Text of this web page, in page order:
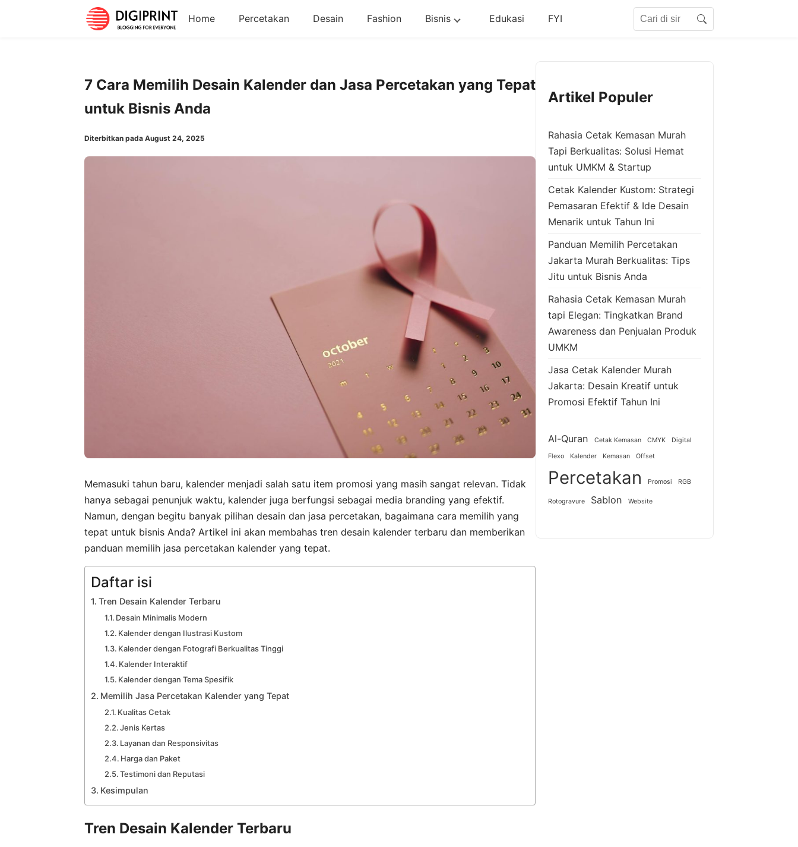
Home Percetakan Desain Fashion Bisnis Edukasi FYI Search
7 Cara Memilih Desain Kalender dan Jasa Percetakan yang Tepat
untuk Bisnis Anda
Diterbitkan pada August 24, 2025
Memasuki tahun baru, kalender menjadi salah satu item promosi yang masih sangat relevan. Tidak
hanya sebagai penunjuk waktu, kalender juga berfungsi sebagai media branding yang efektif.
Namun, dengan begitu banyak pilihan desain dan jasa percetakan, bagaimana cara memilih yang
tepat untuk bisnis Anda? Artikel ini akan membahas tren desain kalender terbaru dan memberikan
panduan memilih jasa percetakan kalender yang tepat.
Daftar isi
Tren Desain Kalender Terbaru
Desain Minimalis Modern
Kalender dengan Ilustrasi Kustom
Kalender dengan Fotografi Berkualitas Tinggi
Kalender Interaktif
Kalender dengan Tema Spesifik
Memilih Jasa Percetakan Kalender yang Tepat
Kualitas Cetak
Jenis Kertas
Layanan dan Responsivitas
Harga dan Paket
Testimoni dan Reputasi
Kesimpulan
Tren Desain Kalender Terbaru
Artikel Populer
Rahasia Cetak Kemasan Murah
Tapi Berkualitas: Solusi Hemat
untuk UMKM & Startup
Cetak Kalender Kustom: Strategi
Pemasaran Efektif & Ide Desain
Menarik untuk Tahun Ini
Panduan Memilih Percetakan
Jakarta Murah Berkualitas: Tips
Jitu untuk Bisnis Anda
Rahasia Cetak Kemasan Murah
tapi Elegan: Tingkatkan Brand
Awareness dan Penjualan Produk
UMKM
Jasa Cetak Kalender Murah
Jakarta: Desain Kreatif untuk
Promosi Efektif Tahun Ini
Al-Quran Cetak Kemasan CMYK Digital
Flexo Kalender Kemasan Offset
Percetakan Promosi RGB
Rotogravure Sablon Website